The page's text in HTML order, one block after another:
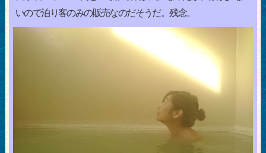
いので泊り客のみの販売なのだそうだ。残念。